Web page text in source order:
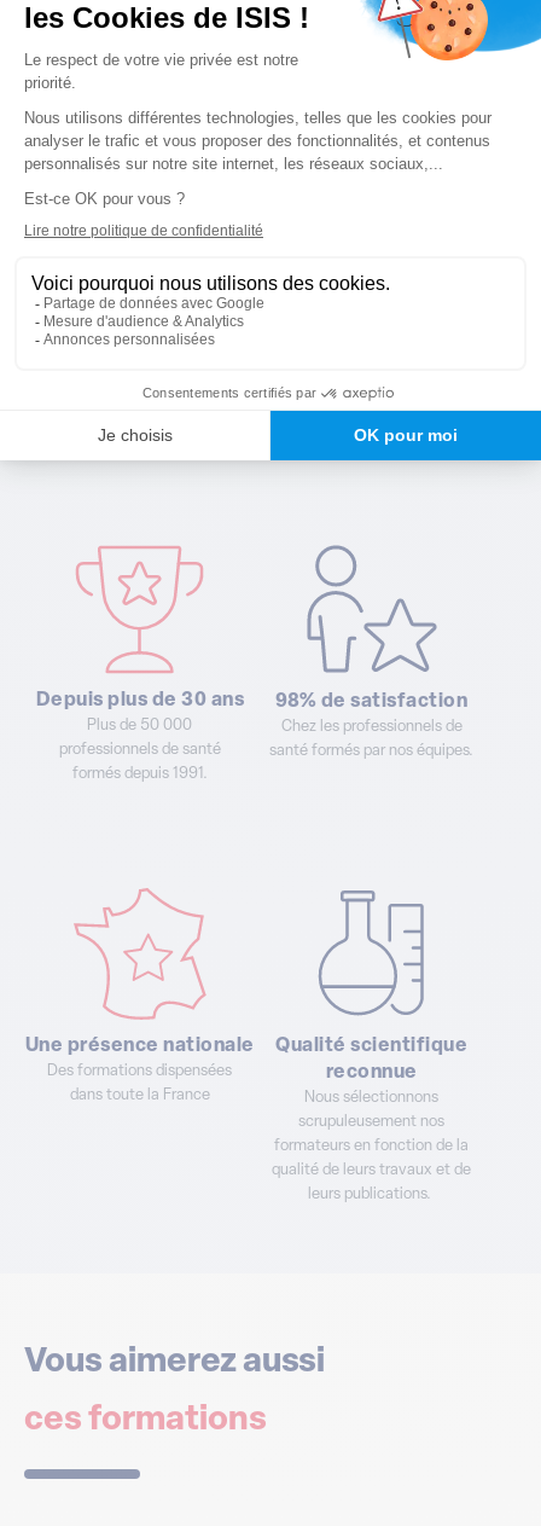
Découvrez en quelques clics
les financements auxquels
vous êtes éligible.
Testez votre éligibilité
Pourquoi choisir nos formations ?
Depuis plus de 30 ans
Plus de 50 000
professionnels de santé
formés depuis 1991.
98% de satisfaction
Chez les professionnels de
santé formés par nos équipes.
Une présence nationale
Des formations dispensées
dans toute la France
Qualité scientifique
reconnue
Nous sélectionnons
scrupuleusement nos
formateurs en fonction de la
qualité de leurs travaux et de
leurs publications.
Vous aimerez aussi
ces formations